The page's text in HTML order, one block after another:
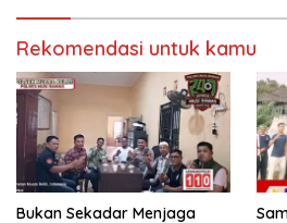
Rekomendasi untuk kamu
Bukan Sekadar Menjaga